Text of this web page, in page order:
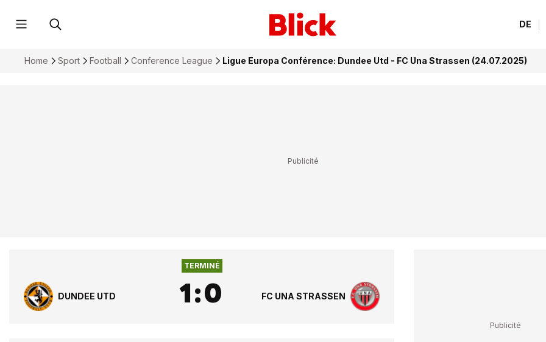
DE
Home Sport Football Conference League Ligue Europa Conférence: Dundee Utd - FC Una Strassen (24.07.2025)
DUNDEE UTD
TERMINÉ
1:0 FC UNA STRASSEN